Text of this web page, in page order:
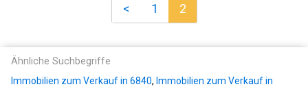
< 1 2
Ähnliche Suchbegriffe
Immobilien zum Verkauf in 6840, Immobilien zum Verkauf in